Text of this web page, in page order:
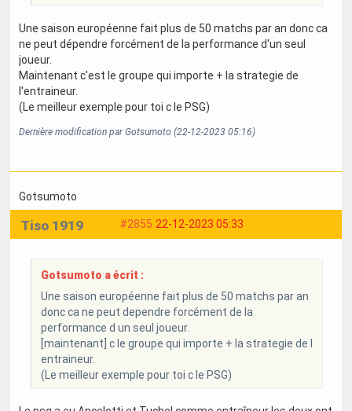
Une saison européenne fait plus de 50 matchs par an donc ca
ne peut dépendre forcément de la performance d'un seul
joueur.
Maintenant c'est le groupe qui importe + la strategie de
l'entraineur.
(Le meilleur exemple pour toi c le PSG)
Dernière modification par Gotsumoto (22-12-2023 05:16)
Gotsumoto
#2855 22-12-2023 05:33
Tiso 1919
Gotsumoto a écrit :
Une saison européenne fait plus de 50 matchs par an
donc ca ne peut dependre forcément de la
performance d un seul joueur.
[maintenant] c le groupe qui importe + la strategie de l
entraineur.
(Le meilleur exemple pour toi c le PSG)